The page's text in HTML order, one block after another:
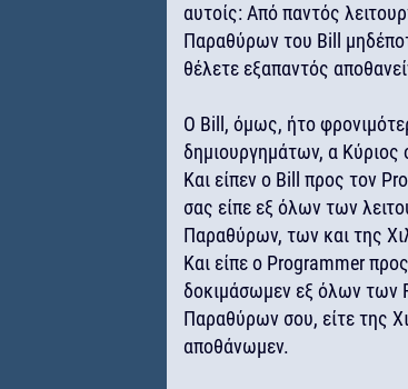
αυτοίς: Από παντός
Παραθύρων του Bill
θέλετε εξαπαντός
Ο Bill, όμως, ήτο
δημιουργημάτων, α Κύριος
Και είπεν ο Bill προς τον
σας είπε εξ όλων των
Παραθύρων, των και της
Και είπε ο Programmer
δοκιμάσωμεν εξ όλων των
Παραθύρων σου, είτε της
αποθάνωμεν.